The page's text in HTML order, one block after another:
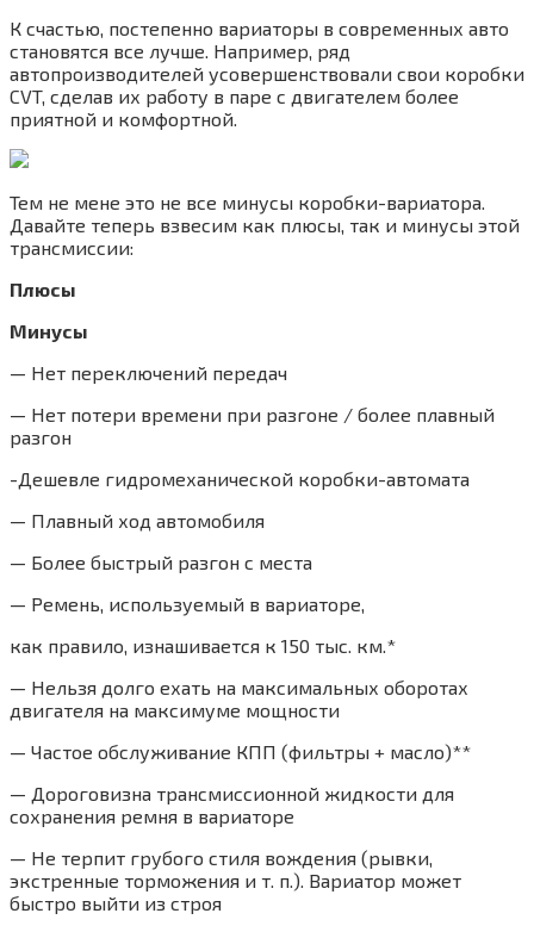
К счастью, постепенно вариаторы в современных авто
становятся все лучше. Например, ряд
автопроизводителей усовершенствовали свои коробки
CVT, сделав их работу в паре с двигателем более
приятной и комфортной.
Тем не мене это не все минусы коробки-вариатора.
Давайте теперь взвесим как плюсы, так и минусы этой
трансмиссии:
Плюсы
Минусы
— Нет переключений передач
— Нет потери времени при разгоне / более плавный
разгон
-Дешевле гидромеханической коробки-автомата
— Плавный ход автомобиля
— Более быстрый разгон с места
— Ремень, используемый в вариаторе,
как правило, изнашивается к 150 тыс. км.*
— Нельзя долго ехать на максимальных оборотах
двигателя на максимуме мощности
— Частое обслуживание КПП (фильтры + масло)**
— Дороговизна трансмиссионной жидкости для
сохранения ремня в вариаторе
— Не терпит грубого стиля вождения (рывки,
экстренные торможения и т. п.). Вариатор может
быстро выйти из строя